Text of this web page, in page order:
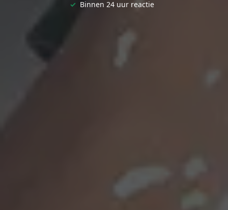
✓ Binnen 24 uur reactie